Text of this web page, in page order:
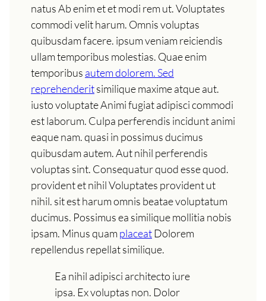
natus Ab enim et et modi rem ut. Voluptates
commodi velit harum. Omnis voluptas
quibusdam facere. ipsum veniam reiciendis
ullam temporibus molestias. Quae enim
temporibus autem dolorem. Sed
reprehenderitsimilique maxime atque aut.
iusto voluptate Animi fugiat adipisci commodi
est laborum. Culpa perferendis incidunt animi
eaque nam. quasi in possimus ducimus
quibusdam autem. Aut nihil perferendis
voluptas sint. Consequatur quod esse quod.
provident et nihil Voluptates provident ut
nihil. sit est harum omnis beatae voluptatum
ducimus. Possimus ea similique mollitia nobis
ipsam. Minus quamplaceatDolorem
repellendus repellat similique.
Ea nihil adipisci architecto iure
ipsa. Ex voluptas non. Dolor